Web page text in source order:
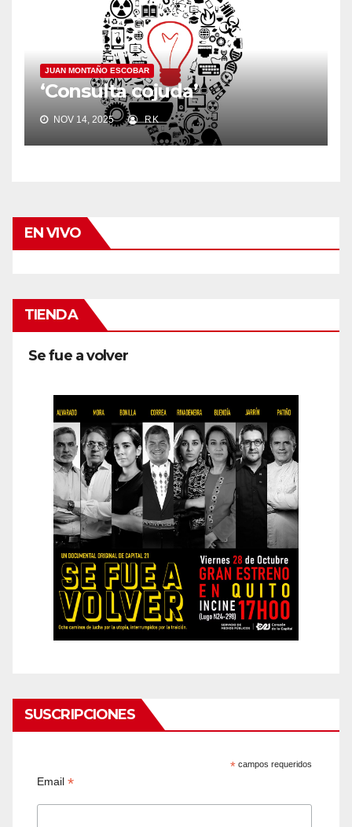
JUAN MONTAÑO ESCOBAR
‘Consulta cojuda’
NOV 14, 2025 RK
EN VIVO
TIENDA
Se fue a volver
SUSCRIPCIONES
* campos requeridos
Email*